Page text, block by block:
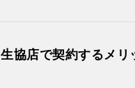
生協店で契約するメリ